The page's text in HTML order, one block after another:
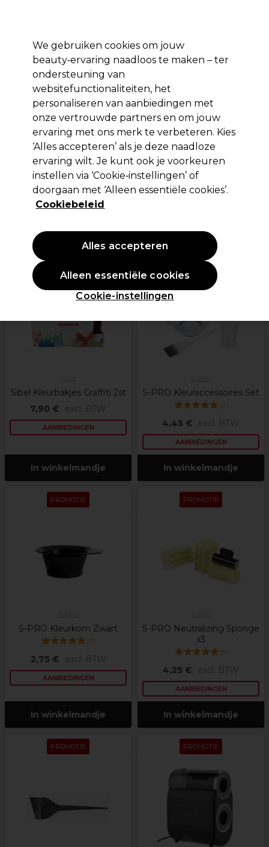
Merken Deals ⭐ Haar
Volgende dag geleverd*
Na verzending, maandag t/m vrijdag
Salon interieur Kappers tools Kleurborstel en kom
Kleurborstel en kom
Filters
Sorteren op:Relevantie
Sibel Kleurbakjes Graffiti 2st
7,90 €
excl. BTW
AANBIEDINGEN
In winkelmandje
PROMOTIE
S-PRO Kleuraccessoires Set
(2)
4,45 € excl. BTW
AANBIEDINGEN
In winkelmandje
PROMOTIE
S-PRO Kleurkom Zwart
(7)
2,75 € excl. BTW
AANBIEDINGEN
In winkelmandje
PROMOTIE
S-PRO Neutralizing Sponge
x3
(1)
4,25 € excl. BTW
AANBIEDINGEN
In winkelmandje
PROMOTIE PROMOTIE
We gebruiken cookies om jouw
beauty‑ervaring naadloos te maken – ter
ondersteuning van
websitefunctionaliteiten, het
personaliseren van aanbiedingen met
onze vertrouwde partners en om jouw
ervaring met ons merk te verbeteren. Kies
‘Alles accepteren’ als je deze naadloze
ervaring wilt. Je kunt ook je voorkeuren
instellen via ‘Cookie‑instellingen’ of
doorgaan met ‘Alleen essentiële cookies’.
Cookiebeleid
Cookie-instellingen
Alleen essentiële cookies
Alles accepteren